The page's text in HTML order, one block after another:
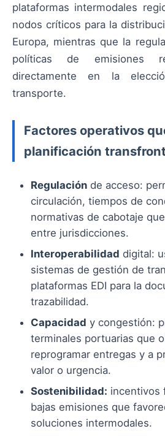
plataformas intermodales
nodos críticos para la
Europa, mientras que la
políticas de emisiones
directamente en la
transporte.
Factores operativos
planificación
Regulación de acceso:
circulación, tiempos de
normativas de cabotaje
entre jurisdicciones.
Interoperabilidad digital:
sistemas de gestión de
plataformas EDI para la
trazabilidad.
Capacidad y congestión:
terminales portuarias que
reprogramar entregas y a
valor o urgencia.
Sostenibilidad: incentivos
bajas emisiones que
soluciones intermodales.